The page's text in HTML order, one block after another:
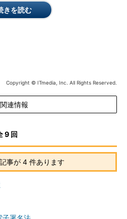
・インフラである。
存在している
解消するものとして考案されたも
するための鍵とそれを復号するた
という暗号化方式の総称である（
きを読む
Copyright © ITmedia, Inc. All Rights Reserved.
関連情報
9 回
事が 4 件あります